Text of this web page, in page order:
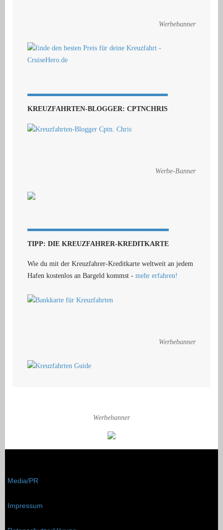
Werbebanner
KREUZFAHRTEN-BLOGGER: CPTNCHRIS
Werbe-Banner
TIPP: DIE KREUZFAHRER-KREDITKARTE
Wie du mit der Kreuzfahrer-Kreditkarte weltweit an jedem
Hafen kostenlos an Bargeld kommst - mehr erfahren!
Werbebanner
Werbebanner
Media/PR
Impressum